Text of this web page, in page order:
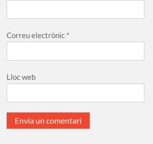
Correu electrònic *
Lloc web